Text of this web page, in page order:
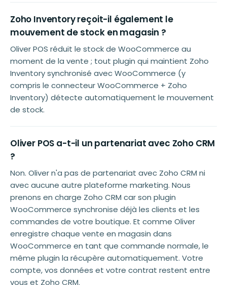
Zoho Inventory reçoit-il également le
mouvement de stock en magasin ?
Oliver POS réduit le stock de WooCommerce au
moment de la vente ; tout plugin qui maintient Zoho
Inventory synchronisé avec WooCommerce (y
compris le connecteur WooCommerce + Zoho
Inventory) détecte automatiquement le mouvement
de stock.
Oliver POS a-t-il un partenariat avec Zoho CRM
?
Non. Oliver n'a pas de partenariat avec Zoho CRM ni
avec aucune autre plateforme marketing. Nous
prenons en charge Zoho CRM car son plugin
WooCommerce synchronise déjà les clients et les
commandes de votre boutique. Et comme Oliver
enregistre chaque vente en magasin dans
WooCommerce en tant que commande normale, le
même plugin la récupère automatiquement. Votre
compte, vos données et votre contrat restent entre
vous et Zoho CRM.